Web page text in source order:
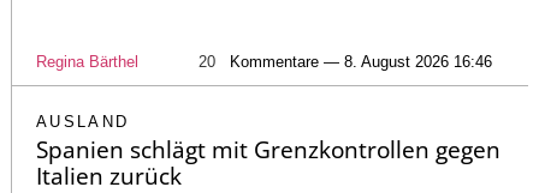
Regina Bärthel 20 Kommentare — 8. August 2026 16:46
AUSLAND
Spanien schlägt mit Grenzkontrollen gegen
Italien zurück